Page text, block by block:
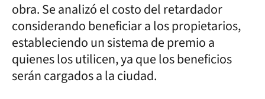
obra. Se analizó el costo del retardador
considerando beneficiar a los propietarios,
estableciendo un sistema de premio a
quienes los utilicen, ya que los beneficios
serán cargados a la ciudad.